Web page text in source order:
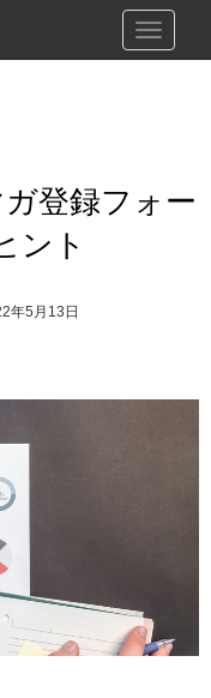
Toggle
登録フォー
ント
年5月13日